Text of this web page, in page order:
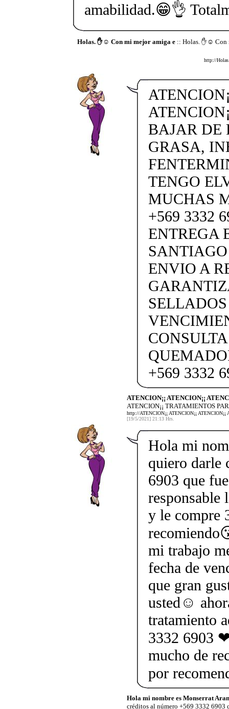
amabilidad.😁👌
Holas. ✋☺️ Con mi mejor amiga e:: Holas. ✋☺️ Con
http://
BAJAR DE
GRASA,
TENGO
MUCHAS
+569 3332
ENTREGA
ENVIO A
+569 3332
ATENCION¡¡ ATENCION¡¡
ATENCION¡¡ TRATAMIENTOS
http://ATENCION¡¡ ATENCION¡¡
[19/5/2021] 21:13 Hrs.
Hola mi
quiero darle
6903 que
responsable
y le compre
mi trabajo
fecha de
que gran
usted☺
tratamiento
3332 6903
mucho de
por
Hola mi nombre es Monserrat
créditos al número +569 3332 6903